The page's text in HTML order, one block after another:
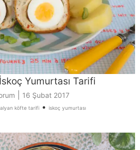
Yumurtası Tarifi
16 Şubat 2017
köfte tarifi • iskoç yumurtası